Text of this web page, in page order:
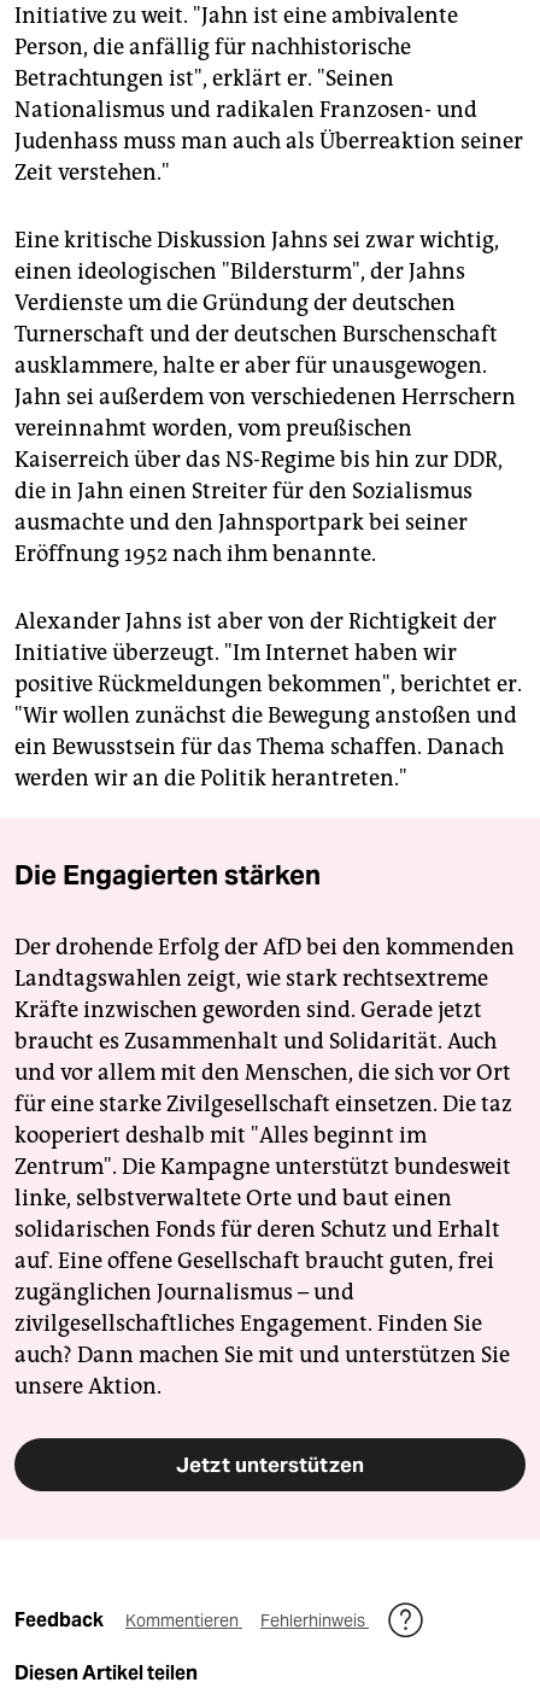
Initiative zu weit. "Jahn ist eine ambivalente
Person, die anfällig für nachhistorische
Betrachtungen ist", erklärt er. "Seinen
Nationalismus und radikalen Franzosen- und
Judenhass muss man auch als Überreaktion seiner
Zeit verstehen."
Eine kritische Diskussion Jahns sei zwar wichtig,
einen ideologischen "Bildersturm", der Jahns
Verdienste um die Gründung der deutschen
Turnerschaft und der deutschen Burschenschaft
ausklammere, halte er aber für unausgewogen.
Jahn sei außerdem von verschiedenen Herrschern
vereinnahmt worden, vom preußischen
Kaiserreich über das NS-Regime bis hin zur DDR,
die in Jahn einen Streiter für den Sozialismus
ausmachte und den Jahnsportpark bei seiner
Eröffnung 1952 nach ihm benannte.
Alexander Jahns ist aber von der Richtigkeit der
Initiative überzeugt. "Im Internet haben wir
positive Rückmeldungen bekommen", berichtet er.
"Wir wollen zunächst die Bewegung anstoßen und
ein Bewusstsein für das Thema schaffen. Danach
werden wir an die Politik herantreten."
Die Engagierten stärken
Der drohende Erfolg der AfD bei den kommenden
Landtagswahlen zeigt, wie stark rechtsextreme
Kräfte inzwischen geworden sind. Gerade jetzt
braucht es Zusammenhalt und Solidarität. Auch
und vor allem mit den Menschen, die sich vor Ort
für eine starke Zivilgesellschaft einsetzen. Die taz
kooperiert deshalb mit "Alles beginnt im
Zentrum". Die Kampagne unterstützt bundesweit
linke, selbstverwaltete Orte und baut einen
solidarischen Fonds für deren Schutz und Erhalt
auf. Eine offene Gesellschaft braucht guten, frei
zugänglichen Journalismus – und
zivilgesellschaftliches Engagement. Finden Sie
auch? Dann machen Sie mit und unterstützen Sie
unsere Aktion.
Jetzt unterstützen
Feedback Kommentieren Fehlerhinweis
Diesen Artikel teilen